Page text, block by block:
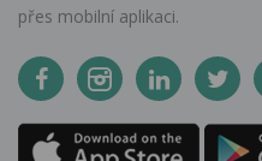
přes mobilní aplikaci.